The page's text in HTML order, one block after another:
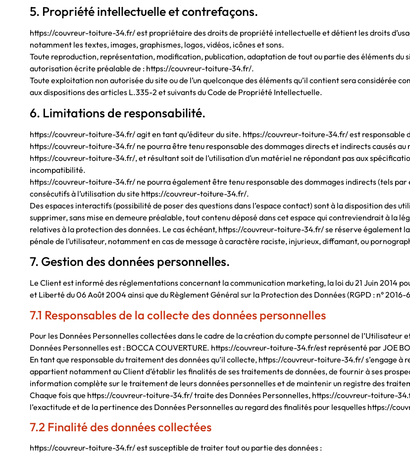
5. Propriété intellectuelle et contrefaçons.
https://couvreur-toiture-34.fr/ est propriétaire des droits de propriété intellectuelle et détient les droits
notamment les textes, images, graphismes, logos, vidéos, icônes et sons.
Toute reproduction, représentation, modification, publication, adaptation de tout ou partie des éléments du
autorisation écrite préalable de : https://couvreur-toiture-34.fr/.
Toute exploitation non autorisée du site ou de l’un quelconque des éléments qu’il contient sera considérée
aux dispositions des articles L.335-2 et suivants du Code de Propriété Intellectuelle.
6. Limitations de responsabilité.
https://couvreur-toiture-34.fr/ agit en tant qu’éditeur du site. https://couvreur-toiture-34.fr/ est responsable
https://couvreur-toiture-34.fr/ ne pourra être tenu responsable des dommages directs et indirects causés au
https://couvreur-toiture-34.fr/, et résultant soit de l’utilisation d’un matériel ne répondant pas aux
incompatibilité.
https://couvreur-toiture-34.fr/ ne pourra également être tenu responsable des dommages indirects (tels par
consécutifs à l’utilisation du site https://couvreur-toiture-34.fr/.
Des espaces interactifs (possibilité de poser des questions dans l’espace contact) sont à la disposition des
supprimer, sans mise en demeure préalable, tout contenu déposé dans cet espace qui contreviendrait à la
relatives à la protection des données. Le cas échéant, https://couvreur-toiture-34.fr/ se réserve également
pénale de l’utilisateur, notamment en cas de message à caractère raciste, injurieux, diffamant, ou
7. Gestion des données personnelles.
Le Client est informé des réglementations concernant la communication marketing, la loi du 21 Juin 2014
et Liberté du 06 Août 2004 ainsi que du Règlement Général sur la Protection des Données (RGPD : n° 2016-
7.1 Responsables de la collecte des données personnelles
Pour les Données Personnelles collectées dans le cadre de la création du compte personnel de l’Utilisateur
Données Personnelles est : BOCCA COUVERTURE. https://couvreur-toiture-34.fr/est représenté par JOE
En tant que responsable du traitement des données qu’il collecte, https://couvreur-toiture-34.fr/ s’engage à
appartient notamment au Client d’établir les finalités de ses traitements de données, de fournir à ses
information complète sur le traitement de leurs données personnelles et de maintenir un registre des
Chaque fois que https://couvreur-toiture-34.fr/ traite des Données Personnelles, https://couvreur-toiture-
l’exactitude et de la pertinence des Données Personnelles au regard des finalités pour lesquelles https://
7.2 Finalité des données collectées
https://couvreur-toiture-34.fr/ est susceptible de traiter tout ou partie des données :